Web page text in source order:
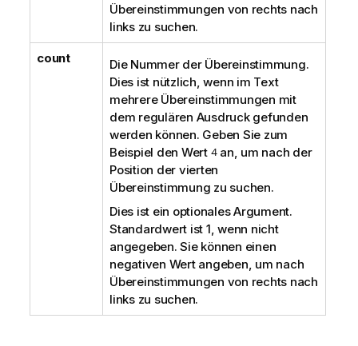
Übereinstimmungen von rechts nach
links zu suchen.
count
Die Nummer der Übereinstimmung.
Dies ist nützlich, wenn im Text
mehrere Übereinstimmungen mit
dem regulären Ausdruck gefunden
werden können. Geben Sie zum
Beispiel den Wert 4an, um nach der
Position der vierten
Übereinstimmung zu suchen.
Dies ist ein optionales Argument.
Standardwert ist 1 , wenn nicht
angegeben. Sie können einen
negativen Wert angeben, um nach
Übereinstimmungen von rechts nach
links zu suchen.